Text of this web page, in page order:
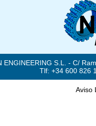
ENGINEERING S.L. - C/
Tlf: +34 600 826
Aviso